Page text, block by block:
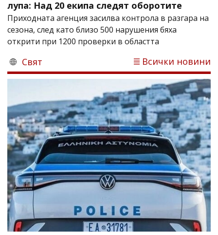
лупа: Над 20 екипа следят оборотите
Приходната агенция засилва контрола в разгара на
сезона, след като близо 500 нарушения бяха
открити при 1200 проверки в областта
Свят Всички новини